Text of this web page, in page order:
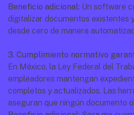
Beneficio adicional: Un software
digitalizar documentos existentes
desde cero de manera
3. Cumplimiento normativo
En México, la Ley Federal del
empleadores mantengan
completos y actualizados. Las
aseguran que ningún documento